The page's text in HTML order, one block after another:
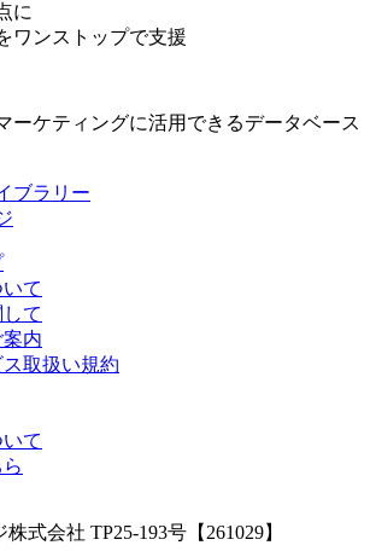
に
ワンストップで支援
ーケティングに活用できるデータベース
て
て
内
取扱い規約
て
式会社 TP25-193号【261029】